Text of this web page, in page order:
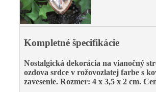
Kompletné špecifikácie
Nostalgická dekorácia na vianočný
ozdova srdce v rožovozlatej farbe s
zavesenie. Rozmer: 4 x 3,5 x 2 cm.